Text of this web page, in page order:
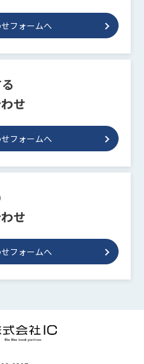
フォームへ
せ
フォームへ
せ
フォームへ